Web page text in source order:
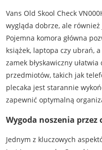
Vans Old Skool Check
wygląda dobrze, ale
Pojemna komora główna
książek, laptopa czy ubrań,
zamek błyskawiczny
przedmiotów, takich jak
plecaka jest starannie
zapewnić optymalną
Wygoda noszenia przez
Jednym z kluczowych